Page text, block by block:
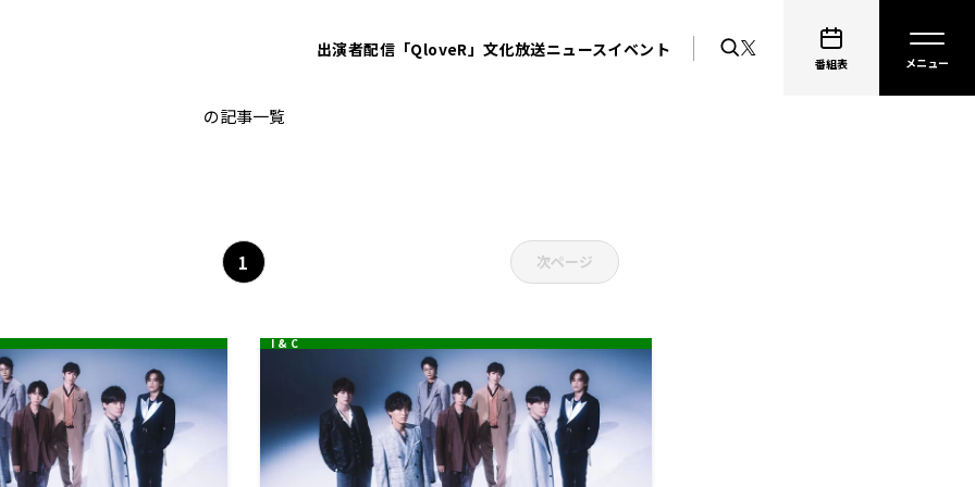
出演者配信「QloveR」文化放送ニュースイベント
番組表
キスマイRadio
の記事一覧
1 次ページ